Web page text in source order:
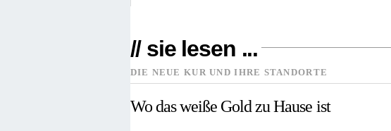
// sie lesen ...
DIE NEUE KUR UND IHRE STANDORTE
Wo das weiße Gold zu Hause ist